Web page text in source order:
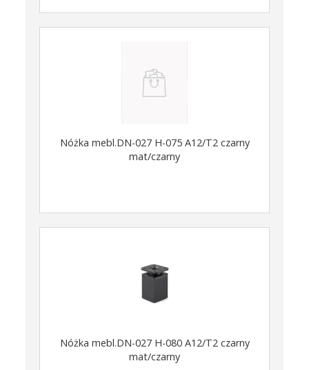
Nóżka mebl.DN-027 H-075 A12/T2 czarny
mat/czarny
Nóżka mebl.DN-027 H-080 A12/T2 czarny
mat/czarny